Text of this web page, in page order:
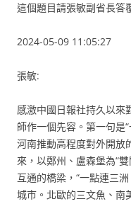
這個題目請張敏副省長答
2024-05-09 11:05:27
張敏:
感激中國日報社持久以來
師作一個先容。第一句是
河南推動高程度對外開放
來，以鄭州、盧森堡為“
互通的橋梁，“一點連三
城市。北歐的三文魚、南